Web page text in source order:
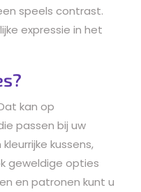
speels contrast.
expressie in het
kan op
passen bij uw
kussens,
geweldige opties
en patronen kunt u